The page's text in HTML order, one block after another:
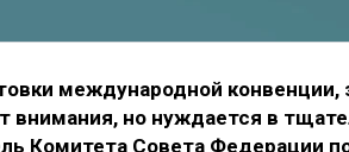
международной
внимания, но нуждается в
Комитета Совета Федерации